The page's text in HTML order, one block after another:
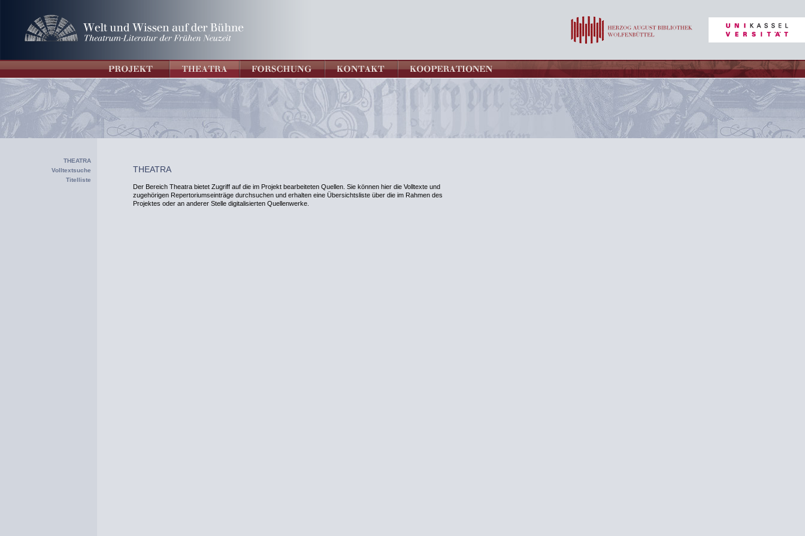
THEATRA
Volltextsuche
Titelliste
THEATRA
Der Bereich Theatra bietet Zugriff auf die im Projekt bearbeiteten Quellen. Sie können hier die Volltexte und
zugehörigen Repertoriumseinträge durchsuchen und erhalten eine Übersichtsliste über die im Rahmen des
Projektes oder an anderer Stelle digitalisierten Quellenwerke.